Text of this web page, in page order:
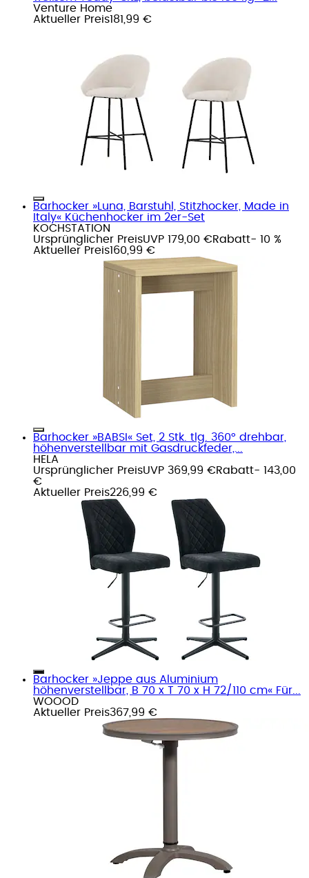
Venture Home
Aktueller Preis181,99 €
Barhocker »Luna, Barstuhl, Stitzhocker, Made in
Italy« Küchenhocker im 2er-Set
KOCHSTATION
Ursprünglicher PreisUVP 179,00 €Rabatt- 10 %
Aktueller Preis160,99 €
Barhocker »BABSI« Set, 2 Stk. tlg. 360° drehbar,
höhenverstellbar mit Gasdruckfeder,...
HELA
Ursprünglicher PreisUVP 369,99 €Rabatt- 143,00
€
Aktueller Preis226,99 €
Barhocker »Jeppe aus Aluminium
höhenverstellbar, B 70 x T 70 x H 72/110 cm« Für...
WOOOD
Aktueller Preis367,99 €